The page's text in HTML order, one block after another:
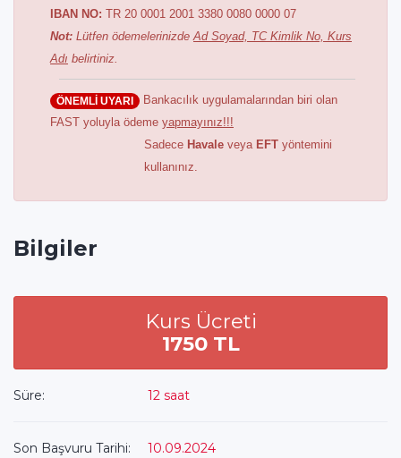
IBAN NO: TR 20 0001 2001 3380 0080 0000 07
Not: Lütfen ödemelerinizdeAd Soyad, TC Kimlik No, Kurs
Adı belirtiniz.
ÖNEMLİ UYARI
Bankacılık uygulamalarından biri olan
FAST yoluyla ödeme yapmayınız!!!
Sadece Havale veya EFT yöntemini
kullanınız.
Bilgiler
Kurs Ücreti
1750 TL
Süre: 12 saat
Son Başvuru Tarihi: 10.09.2024